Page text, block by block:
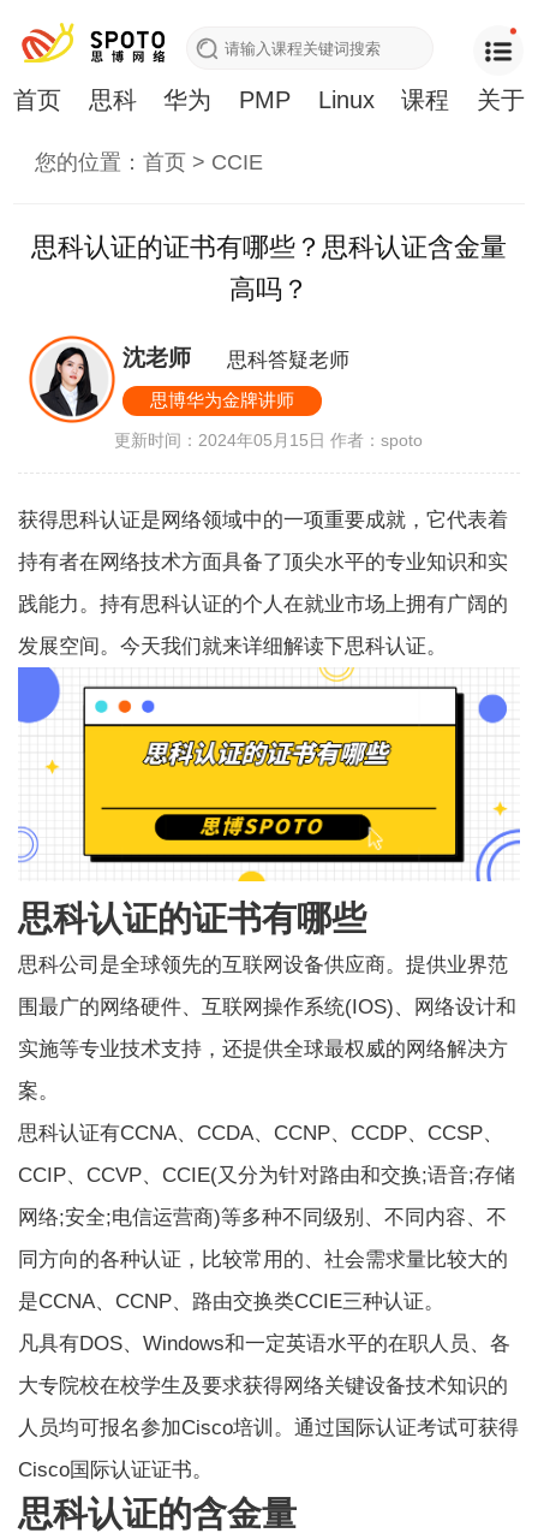
首页 思科 华为 PMP Linux 课程 关于
您的位置：首页 > CCIE
思科认证的证书有哪些？思科认证含金量
高吗？
沈老师 思科答疑老师
思博华为金牌讲师
更新时间：2024年05月15日作者：spoto
获得思科认证是网络领域中的一项重要成就，它代表着
持有者在网络技术方面具备了顶尖水平的专业知识和实
践能力。持有思科认证的个人在就业市场上拥有广阔的
发展空间。今天我们就来详细解读下思科认证。
思科认证的证书有哪些
思科公司是全球领先的互联网设备供应商。提供业界范
围最广的网络硬件、互联网操作系统(IOS)、网络设计和
实施等专业技术支持，还提供全球最权威的网络解决方
案。
思科认证有CCNA、CCDA、CCNP、CCDP、CCSP、
CCIP、CCVP、 CCIE(又分为针对路由和交换;语音;存储
网络;安全;电信运营商)等多种不同级别、不同内容、不
同方向的各种认证，比较常用的、社会需求量比较大的
是CCNA、CCNP、路由交换类CCIE三种认证。
凡具有DOS、Windows和一定英语水平的在职人员、各
大专院校在校学生及要求获得网络关键设备技术知识的
人员均可报名参加Cisco培训。通过国际认证考试可获得
Cisco国际认证证书。
思科认证的含金量